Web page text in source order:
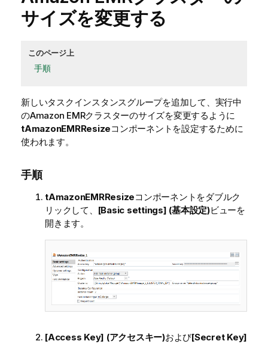
サイズを変更する
このページ上
手順
新しいタスクインスタンスグループを追加して、実行中
のAmazon EMRクラスターのサイズを変更するように
tAmazonEMRResizeコンポーネントを設定するために
使われます。
手順
tAmazonEMRResizeコンポーネントをダブルク
リックして、 [Basic settings] (基本設定)ビューを
開きます。
[Access Key] (アクセスキー)および[Secret Key]